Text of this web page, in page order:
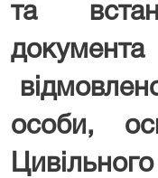
та
особи,